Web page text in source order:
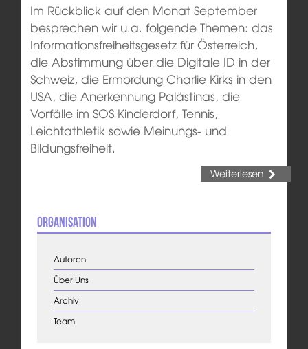
Im Rückblick auf den Monat September
besprechen wir u.a. folgende Themen: das
Informationsfreiheitsgesetz für Österreich,
die Abstimmung über die Digitale ID in der
Schweiz, die Ermordung Charlie Kirks in den
USA, die Anerkennung Palästinas, die
Vorfälle im SOS Kinderdorf, Tennis,
Leichtathletik sowie Meinungs- und
Bildungsfreiheit.
Weiterlesen
Organisation
Autoren
Über Uns
Archiv
Team